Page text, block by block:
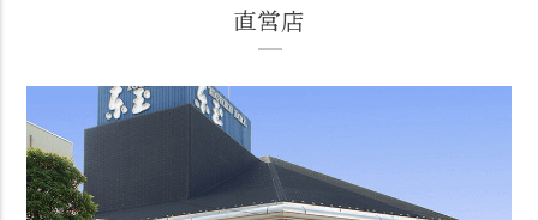
直営店